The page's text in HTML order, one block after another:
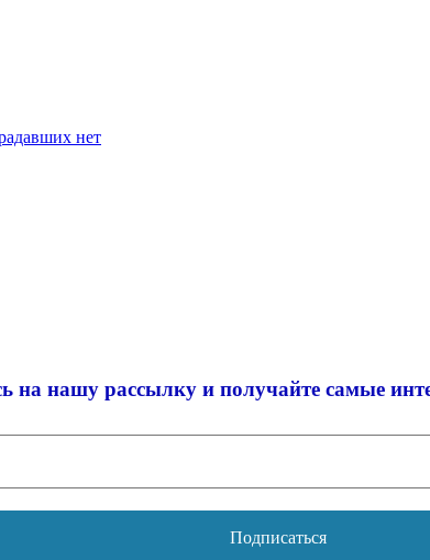
нет
на нашу рассылку и получайте самые